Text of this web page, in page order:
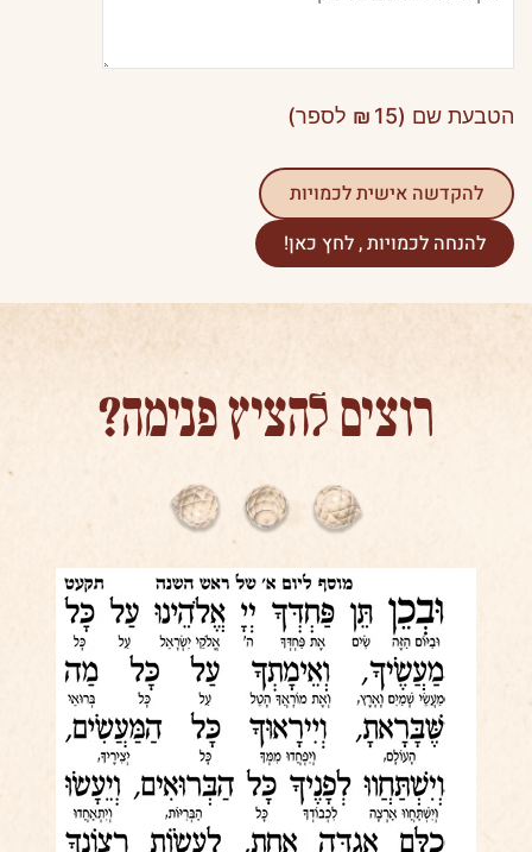
הטבעת שם ( ₪ 15 לספר)
להקדשה אישית לכמויות
להנחה לכמויות , לחץ כאן!
רוצים להציץ פנימה?